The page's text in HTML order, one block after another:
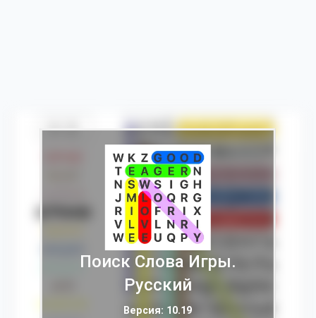
Поиск Слова Игры.
Pусский
Версия: 10.19